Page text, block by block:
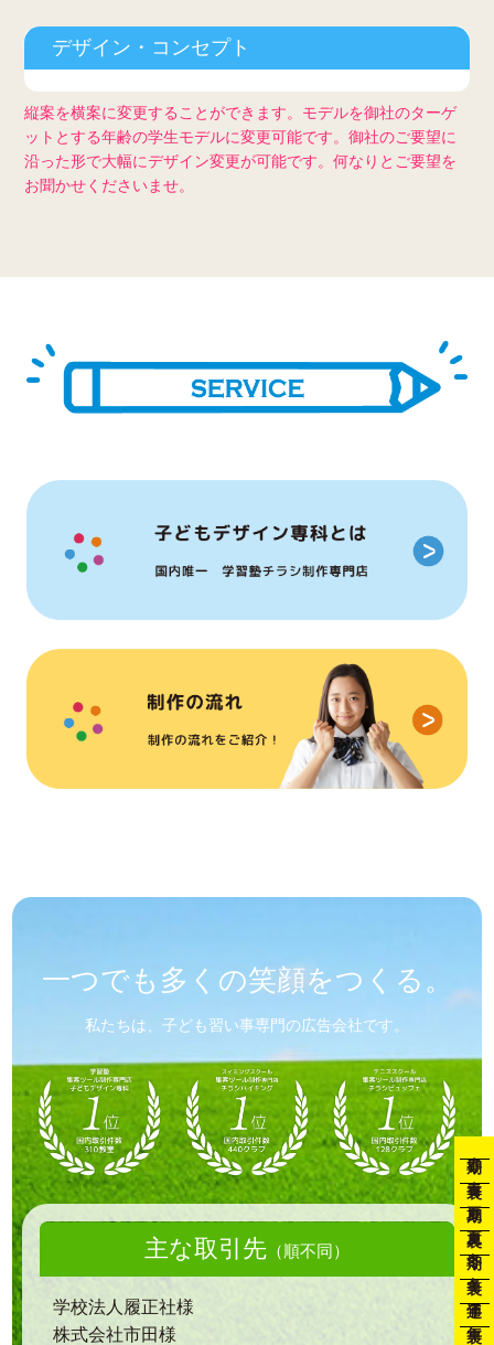
デザイン・コンセプト
縦案を横案に変更することができます。モデルを御社のターゲ
ットとする年齢の学生モデルに変更可能です。御社のご要望に
沿った形で大幅にデザイン変更が可能です。何なりとご要望を
お聞かせくださいませ。
一つでも 多くの笑顔をつくる。
私たちは、子ども習い事専門の広告会社です。
主な取引先 （順不同）
学校法人履正社様
株式会社市田様
春裏
夏期
冬期
冬裏
通年
年裏
開校